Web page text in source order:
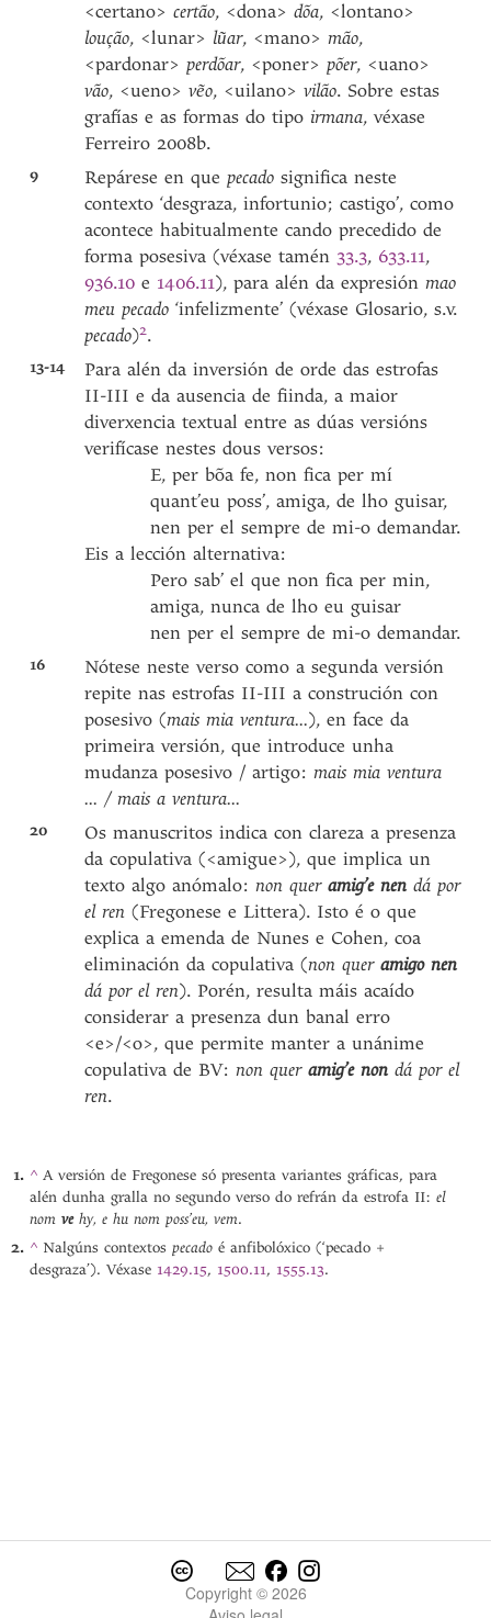
<certano>certão, <dona>dõa, <lontano>
loução, <lunar> lũar, <mano>mão,
<pardonar>perdõar, <poner>põer, <uano>
vão, <ueno>vẽo, <uilano>vilão. Sobre estas
grafías e as formas do tipo irmana, véxase
Ferreiro 2008b.
9 Repárese en quepecado significa neste
contexto ‘desgraza, infortunio; castigo’, como
acontece habitualmente cando precedido de
forma posesiva (véxase tamén 33.3, 633.11,
936.10 e 1406.11), para alén da expresiónmao
meu pecado ‘infelizmente’ (véxase Glosario, s.v.
pecado)2.
13-14
Para alén da inversión de orde das estrofas
II-III e da ausencia de fiinda, a maior
diverxencia textual entre as dúas versións
verifícase nestes dous versos:
E, per bõa fe, non fica per mí
quant’eu poss’, amiga, de lho guisar,
nen per el sempre de mi-o demandar.
Eis a lección alternativa:
Pero sab’ el que non fica per min,
amiga, nunca de lho eu guisar
nen per el sempre de mi-o demandar.
16
Nótese neste verso como a segunda versión
repite nas estrofas II-III a construción con
posesivo (mais mia ventura...), en face da
primeira versión, que introduce unha
mudanza posesivo / artigo:mais mia ventura
... / mais a ventura...
20
Os manuscritos indica con clareza a presenza
da copulativa (<amigue>), que implica un
texto algo anómalo:non queramig’e nen dá por
el ren(Fregonese e Littera). Isto é o que
explica a emenda de Nunes e Cohen, coa
eliminación da copulativa (non queramigo nen
dá por el ren). Porén, resulta máis acaído
considerar a presenza dun banal erro
<e>/<o>, que permite manter a unánime
copulativa de BV:non queramig’e non dá por el
ren.
^ A versión de Fregonese só presenta variantes gráficas, para
alén dunha gralla no segundo verso do refrán da estrofa II:el
nomvehy, e hu nom poss’eu, vem.
^ Nalgúns contextospecado é anfibolóxico (‘pecado +
desgraza’). Véxase 1429.15, 1500.11, 1555.13.
Copyright © 2026